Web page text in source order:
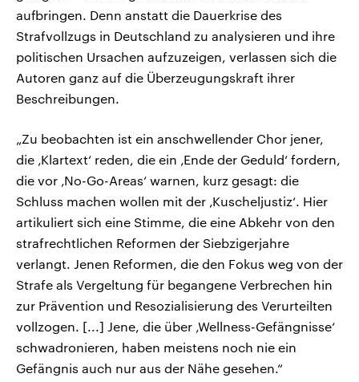
aufbringen. Denn anstatt die Dauerkrise des
Strafvollzugs in Deutschland zu analysieren und ihre
politischen Ursachen aufzuzeigen, verlassen sich die
Autoren ganz auf die Überzeugungskraft ihrer
Beschreibungen.
„Zu beobachten ist ein anschwellender Chor jener,
die ‚Klartext‘ reden, die ein ‚Ende der Geduld‘ fordern,
die vor ‚No-Go-Areas‘ warnen, kurz gesagt: die
Schluss machen wollen mit der ‚Kuscheljustiz‘. Hier
artikuliert sich eine Stimme, die eine Abkehr von den
strafrechtlichen Reformen der Siebzigerjahre
verlangt. Jenen Reformen, die den Fokus weg von der
Strafe als Vergeltung für begangene Verbrechen hin
zur Prävention und Resozialisierung des Verurteilten
vollzogen. [...] Jene, die über ‚Wellness-Gefängnisse‘
schwadronieren, haben meistens noch nie ein
Gefängnis auch nur aus der Nähe gesehen.“